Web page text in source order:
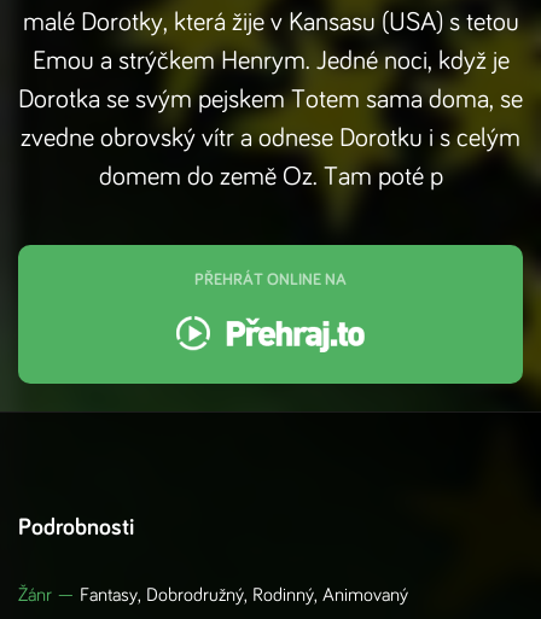
malé Dorotky, která žije v Kansasu (USA) s tetou
Emou a strýčkem Henrym. Jedné noci, když je
Dorotka se svým pejskem Totem sama doma, se
zvedne obrovský vítr a odnese Dorotku i s celým
domem do země Oz. Tam poté p
PŘEHRÁT ONLINE NA
Podrobnosti
Žánr — Fantasy, Dobrodružný, Rodinný, Animovaný